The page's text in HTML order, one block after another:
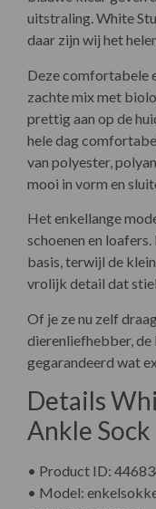
uitstraling. White
daar zijn wij het
Deze comfortabele
zachte mix met
prettig aan op de
hele dag
van polyester,
mooi in vorm en
Het enkellange
schoenen en
basis, terwijl de
vrolijk detail dat
Of je ze nu zelf
dierenliefhebber, de
gegarandeerd wat
Details
Ankle Sock
• Product ID:
• Model: